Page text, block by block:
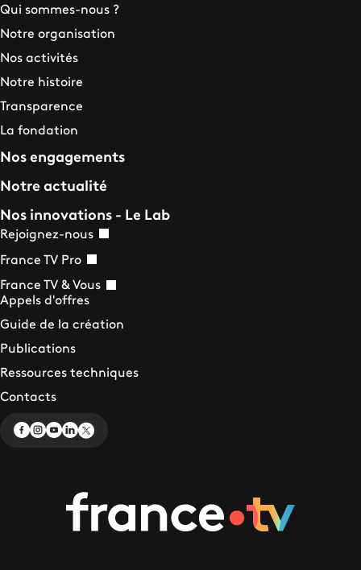
Qui sommes-nous ?
Notre organisation
Nos activités
Notre histoire
Transparence
La fondation
Nos engagements
Notre actualité
Nos innovations - Le Lab
Rejoignez-nous
France TV Pro
France TV & Vous
Appels d'offres
Guide de la création
Publications
Ressources techniques
Contacts